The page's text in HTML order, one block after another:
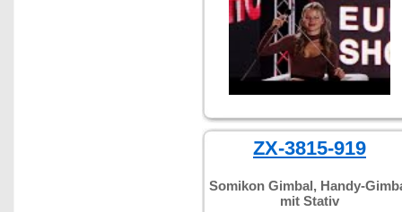
ZX-3815-919
Somikon Gimbal, Handy-
mit Stativ